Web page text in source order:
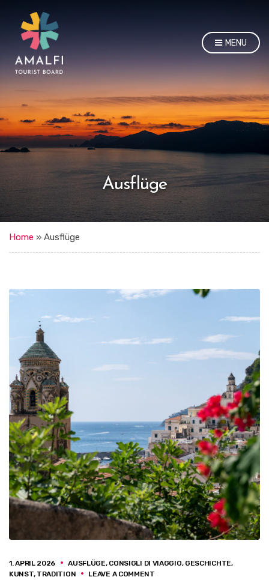
MENU
Ausflüge
Home » Ausflüge
1. APRIL 2026 AUSFLÜGE, CONSIGLI DI VIAGGIO, GESCHICHTE,
KUNST, TRADITION LEAVE A COMMENTON